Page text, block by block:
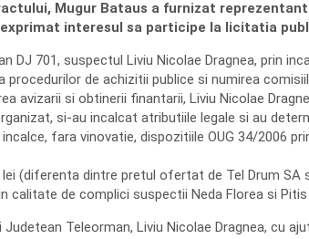
Mugur Bataus a furnizat
interesul sa participe la licitatia
DJ 701, suspectul Liviu Nicolae Dragnea, prin
de achizitii publice si numirea
avizarii si obtinerii finantarii, Liviu Nicolae
si-au incalcat atributiile legale si au
fara vinovatie, dispozitiile OUG 34/2006
lei (diferenta dintre pretul ofertat de Tel Drum
de complici suspectii Neda Florea si
Teleorman, Liviu Nicolae Dragnea, cu